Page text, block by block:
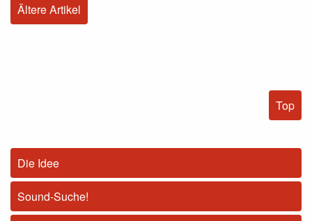
Ältere Artikel
Top
Die Idee
Sound-Suche!